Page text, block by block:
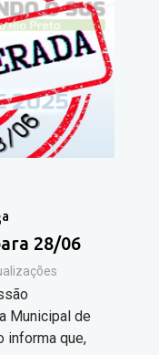
28/06
Municipal de
informa que,